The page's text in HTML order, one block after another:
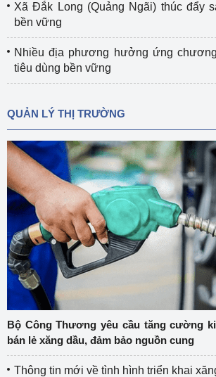
Xã Đắk Long (Quảng Ngãi) thúc đẩy
bền vững
Nhiều địa phương hưởng ứng
tiêu dùng bền vững
QUẢN LÝ THỊ TRƯỜNG
Bộ Công Thương yêu cầu tăng cường
bán lẻ xăng dầu, đảm bảo nguồn cung
Thông tin mới về tình hình triển khai